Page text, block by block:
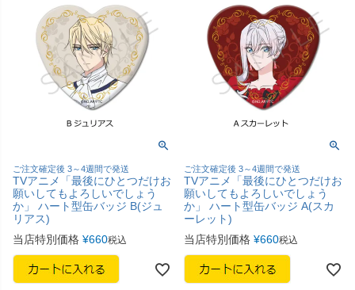
ご注文確定後 3～4週間で発送
TVアニメ「最後にひとつだけお
願いしてもよろしいでしょう
か」 ハート型缶バッジ B(ジュ
リアス)
当店特別価格 ¥660税込
ご注文確定後 3～4週間で発送
TVアニメ「最後にひとつだけお
願いしてもよろしいでしょう
か」 ハート型缶バッジ A(スカ
ーレット)
当店特別価格 ¥660税込